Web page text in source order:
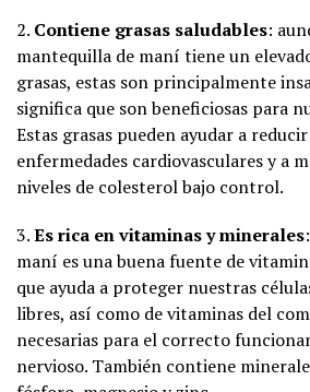
2. Contiene grasas saludables:
mantequilla de maní tiene un
grasas, estas son principalmente
significa que son beneficiosas para
Estas grasas pueden ayudar a
enfermedades cardiovasculares y a
niveles de colesterol bajo control.
3.Es rica en vitaminas y minerales
maní es una buena fuente de
que ayuda a proteger nuestras
libres, así como de vitaminas del
necesarias para el correcto
nervioso. También contiene